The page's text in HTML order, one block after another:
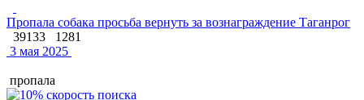
Пропала собака просьба вернуть за вознаграждение Таганрог
39133
1281
3 мая 2025
пропала